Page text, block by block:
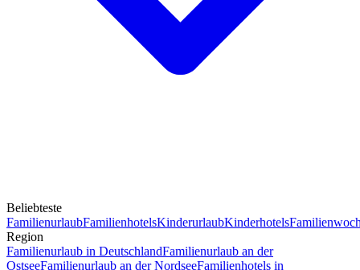
Beliebteste
FamilienurlaubFamilienhotelsKinderurlaubKinderhotels
Region
Familienurlaub in DeutschlandFamilienurlaub an der
OstseeFamilienurlaub an der NordseeFamilienhotels in